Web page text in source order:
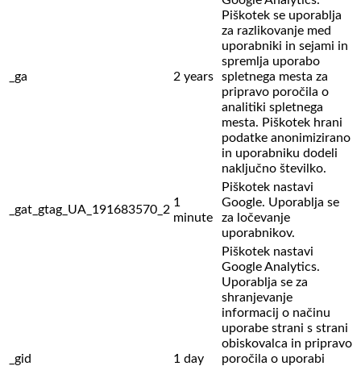
_ga 2 years
Piškotek se uporablja
za razlikovanje med
uporabniki in sejami in
spremlja uporabo
spletnega mesta za
pripravo poročila o
analitiki spletnega
mesta. Piškotek hrani
podatke anonimizirano
in uporabniku dodeli
naključno številko.
_gat_gtag_UA_191683570_2
1
minute
Piškotek nastavi
Google. Uporablja se
za ločevanje
uporabnikov.
_gid 1 day
Piškotek nastavi
Google Analytics.
Uporablja se za
shranjevanje
informacij o načinu
uporabe strani s strani
obiskovalca in pripravo
poročila o uporabi